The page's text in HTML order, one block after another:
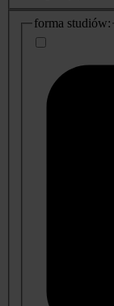
dodatkowe
informacje
forma studiów: